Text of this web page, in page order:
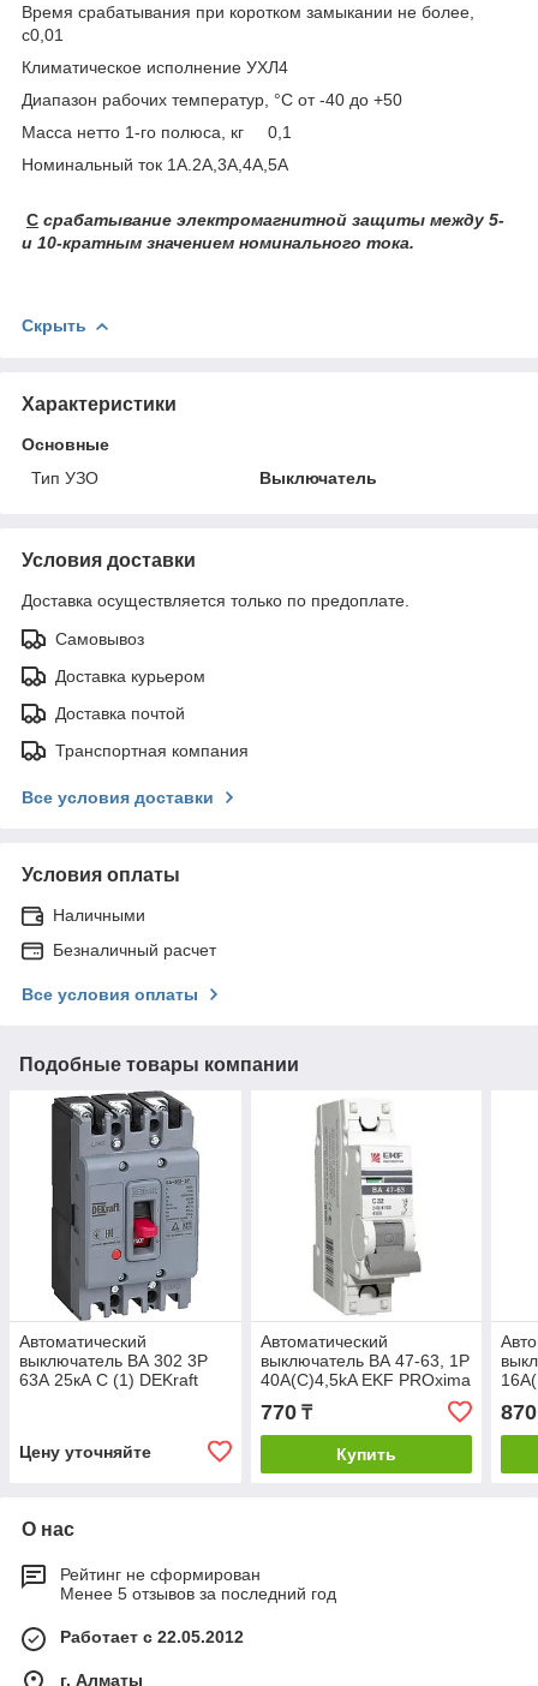
Время срабатывания при коротком замыкании не более,
с0,01
Климатическое исполнение УХЛ4
Диапазон рабочих температур, °С от -40 до +50
Масса нетто 1-го полюса, кг 0,1
Номинальный ток 1А.2А,3А,4А,5А
С срабатывание электромагнитной защиты между 5-
и 10-кратным значением номинального тока.
Скрыть
Характеристики
Основные
Тип УЗО
Выключатель
Условия доставки
Доставка осуществляется только по предоплате.
Самовывоз
Доставка курьером
Доставка почтой
Транспортная компания
Все условия доставки
Условия оплаты
Наличными
Безналичный расчет
Все условия оплаты
Подобные товары компании
Автоматический
выключатель ВА 302 3P
63А 25кА С (1) DEKraft
Цену уточняйте
Автоматический
выключатель ВА 47-63, 1P
40А(С)4,5kA EKF PROxima
770₸
Купить
870
О нас
Рейтинг не сформирован
Менее 5 отзывов за последний год
Работает с 22.05.2012
г. Алматы